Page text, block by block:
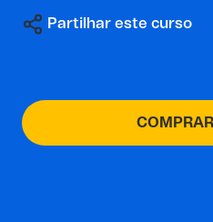
Partilhar este curso